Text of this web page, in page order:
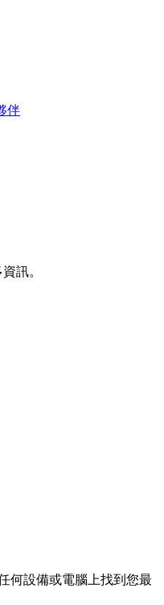
伴
訊。
何設備或電腦上找到您最